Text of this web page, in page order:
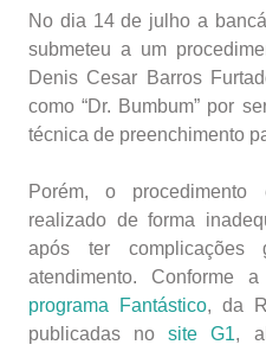
No dia 14 de julho a
submeteu a um
Denis Cesar Barros
como “Dr. Bumbum” por
técnica de preenchimento
Porém, o procedimento
realizado de forma
após ter complicações
atendimento. Conforme a
programa Fantástico, da
publicadas nosite G1,